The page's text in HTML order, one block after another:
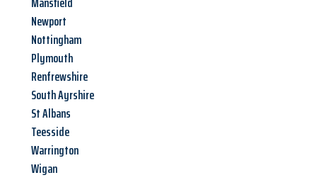
Newport
Nottingham
Plymouth
Renfrewshire
South Ayrshire
St Albans
Teesside
Warrington
Wigan